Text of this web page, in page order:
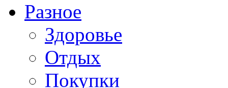
Разное
Здоровье
Отдых
Покупки